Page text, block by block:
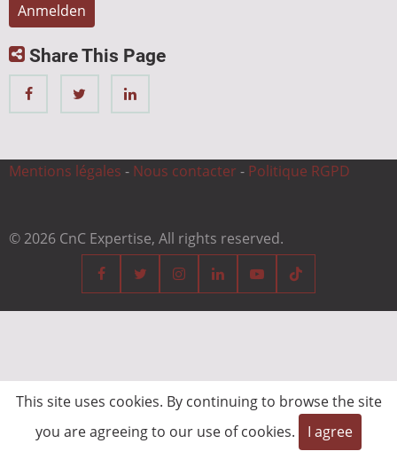
Share This Page
Mentions légales - Nous contacter - Politique RGPD
© 2026 CnC Expertise, All rights reserved.
This site uses cookies. By continuing to browse the site
you are agreeing to our use of cookies.
I agree